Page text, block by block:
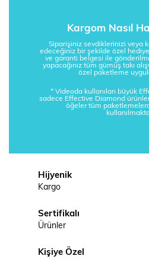
Kargom Nasıl
Siparişiniz sevdiklerinizi veya
edeceğiniz bir şekilde özel
ve garanti belgesi ile
yapacağınız tüm gümüş takı
özel paketleme
* Videoda kullanılan büyük
sadece Effective Diamond
öğeler tüm
Hijyenik
Kargo
Sertifikalı
Ürünler
Kişiye Özel